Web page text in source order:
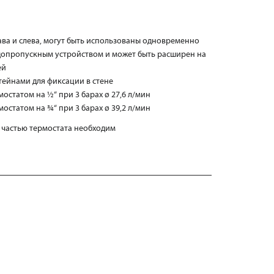
и слева, могут быть использованы одновременно
устройством и может быть расширен на
для фиксации в стене
на ½“ при 3 барах ø 27,6 л/мин
на ¾“ при 3 барах ø 39,2 л/мин
термостата необходим